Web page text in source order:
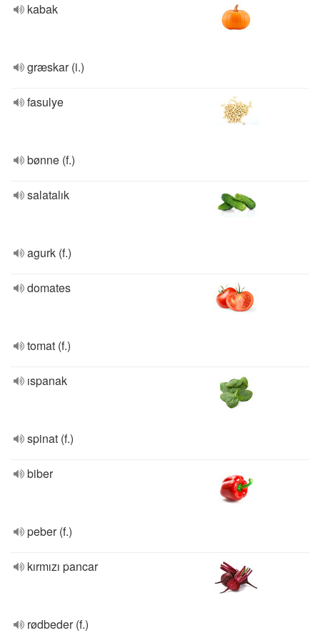
kabak
græskar (i.)
fasulye
bønne (f.)
salatalık
agurk (f.)
domates
tomat (f.)
ıspanak
spinat (f.)
biber
peber (f.)
kırmızı pancar
rødbeder (f.)